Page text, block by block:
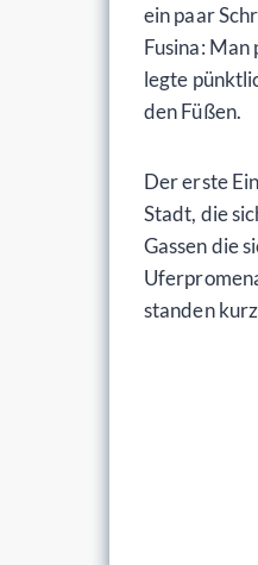
ein paar
Fusina:
legte
den Füßen.
Der erste
Stadt, die
Gassen die
standen